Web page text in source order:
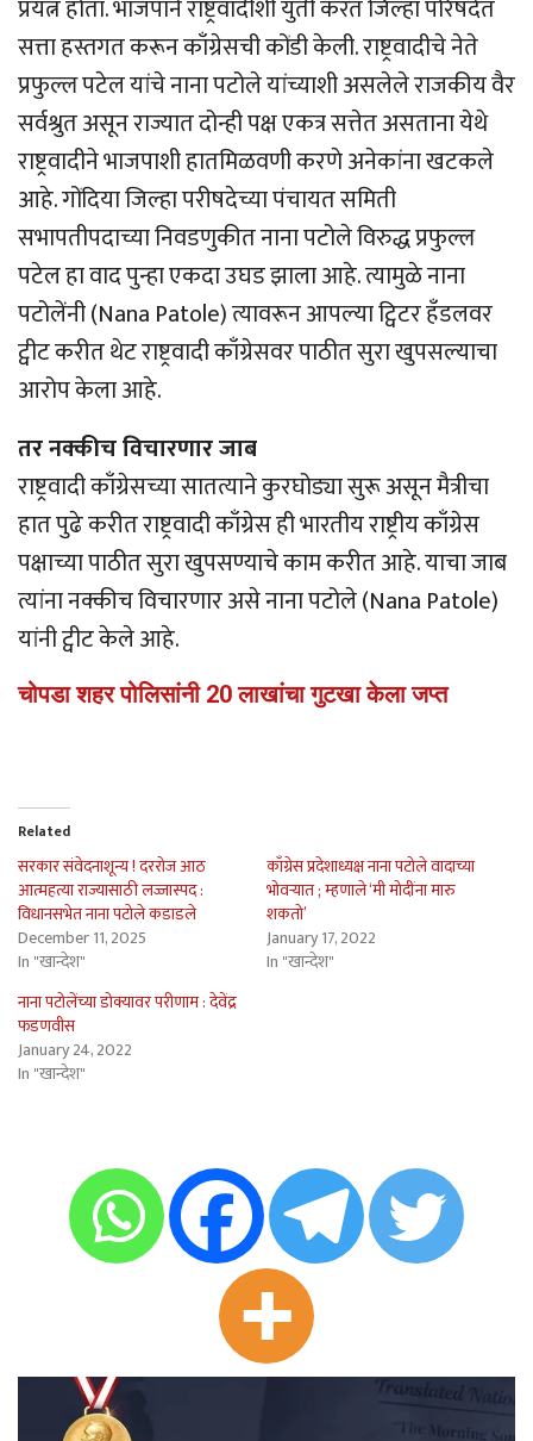
प्रयत्न होता. भाजपाने राष्ट्रवादीशी युती करत जिल्हा परिषदेत
सत्ता हस्तगत करून काँग्रेसची कोंडी केली. राष्ट्रवादीचे नेते
प्रफुल्ल पटेल यांचे नाना पटोले यांच्याशी असलेले राजकीय वैर
सर्वश्रुत असून राज्यात दोन्ही पक्ष एकत्र सत्तेत असताना येथे
राष्ट्रवादीने भाजपाशी हातमिळवणी करणे अनेकांना खटकले
आहे. गोंदिया जिल्हा परीषदेच्या पंचायत समिती
सभापतीपदाच्या निवडणुकीत नाना पटोले विरुद्ध प्रफुल्ल
पटेल हा वाद पुन्हा एकदा उघड झाला आहे. त्यामुळे नाना
पटोलेंनी (Nana Patole) त्यावरून आपल्या ट्विटर हँडलवर
ट्वीट करीत थेट राष्ट्रवादी काँग्रेसवर पाठीत सुरा खुपसल्याचा
आरोप केला आहे.
तर नक्कीच विचारणार जाब
राष्ट्रवादी काँग्रेसच्या सातत्याने कुरघोड्या सुरू असून मैत्रीचा
हात पुढे करीत राष्ट्रवादी काँग्रेस ही भारतीय राष्ट्रीय काँग्रेस
पक्षाच्या पाठीत सुरा खुपसण्याचे काम करीत आहे. याचा जाब
त्यांना नक्कीच विचारणार असे नाना पटोले (Nana Patole)
यांनी ट्वीट केले आहे.
चोपडा शहर पोलिसांनी 20 लाखांचा गुटखा केला जप्त
Related
सरकार संवेदनाशून्य ! दररोज आठ
आत्महत्या राज्यासाठी लज्जास्पद :
विधानसभेत नाना पटोले कडाडले
December 11, 2025
In "खान्देश"
काँग्रेस प्रदेशाध्यक्ष नाना पटोले वादाच्या
भोवर्‍यात ; म्हणाले ‘मी मोदींना मारु
शकतो’
January 17, 2022
In "खान्देश"
नाना पटोलेंच्या डोक्यावर परीणाम : देवेंद्र
फडणवीस
January 24, 2022
In "खान्देश"